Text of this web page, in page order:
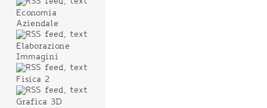
Economia
Aziendale
Elaborazione
Immagini
Fisica 2
Grafica 3D